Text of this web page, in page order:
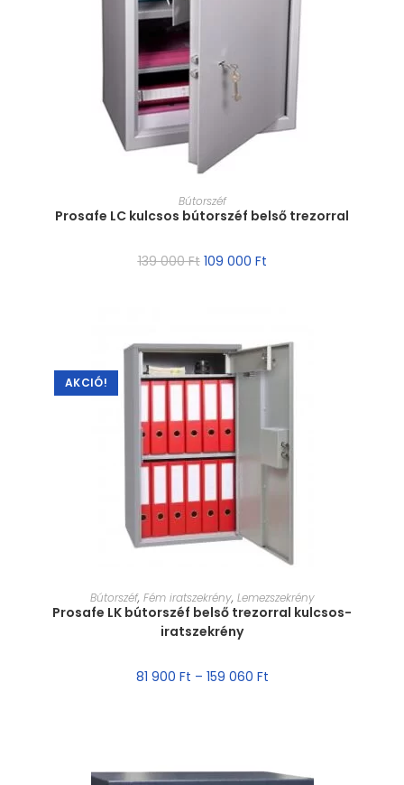
MÉRET VÁLASZTÁSA
Bútorszéf
Prosafe LC kulcsos bútorszéf belső trezorral
139 000Ft 109 000 Ft
AKCIÓ!
MÉRET VÁLASZTÁSA
Bútorszéf, Fém iratszekrény, Lemezszekrény
Prosafe LK bútorszéf belső trezorral kulcsos-
iratszekrény
81 900 Ft – 159 060 Ft